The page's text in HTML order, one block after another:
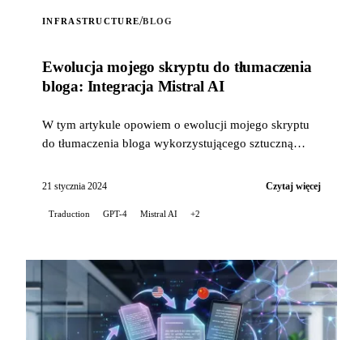
INFRASTRUCTURE/BLOG
Ewolucja mojego skryptu do tłumaczenia
bloga: Integracja Mistral AI
W tym artykule opowiem o ewolucji mojego skryptu
do tłumaczenia bloga wykorzystującego sztuczną
21 stycznia 2024 Czytaj więcej
Traduction GPT-4 Mistral AI +2